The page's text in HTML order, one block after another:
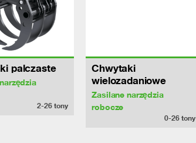
palczaste
2-26tony
Chwytaki
wielozadaniowe
Zasilane narzędzia
robocze
0-26tony